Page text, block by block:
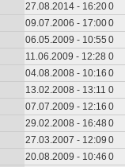
27.08.2014 - 16:200
09.07.2006 - 17:000
06.05.2009 - 10:55 0
11.06.2009 - 12:28 0
04.08.2008 - 10:16 0
13.02.2008 - 13:11 0
07.07.2009 - 12:16 0
29.02.2008 - 16:48 0
27.03.2007 - 12:09 0
20.08.2009 - 10:46 0